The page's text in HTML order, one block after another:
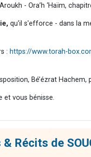
- Ora’h ‘Haïm,
qu'il s'efforce - dans la
: https://www.torah-
Bé’ézrat
et vous bénisse.
& Récits de